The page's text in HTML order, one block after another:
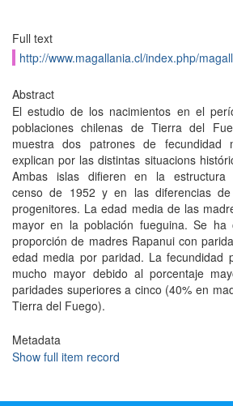
Full text
http://www.magallania.cl/index.php/
Abstract
El estudio de los nacimientos en el
poblaciones chilenas de Tierra del
muestra dos patrones de fecundidad
explican por las distintas situacions
Ambas islas difieren en la estructura
censo de 1952 y en las diferencias
progenitores. La edad media de las
mayor en la población fueguina. Se ha
proporción de madres Rapanui con
edad media por paridad. La fecundidad
mucho mayor debido al porcentaje
paridades superiores a cinco (40% en
Tierra del Fuego).
Metadata
Show full item record